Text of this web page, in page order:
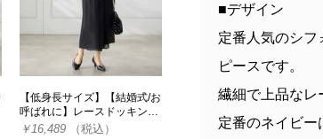
【低身長サイズ】【結婚式/お
呼ばれに】レースドッキン…
￥16,489 （税込）
■デザイン
定番人気のシフ
ピースです。
繊細で上品なレ
定番のネイビー